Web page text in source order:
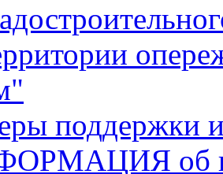
поддержки
об